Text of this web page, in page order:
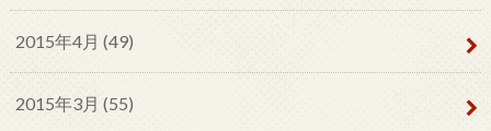
2015年4月 (49)
2015年3月 (55)